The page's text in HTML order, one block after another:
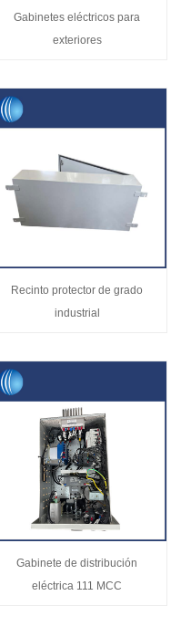
Gabinetes eléctricos para
exteriores
Recinto protector de grado
industrial
Gabinete de distribución
eléctrica 111 MCC